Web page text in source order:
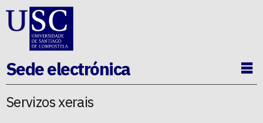
Ir ao contido da p�xina
Sede electrónica
Servizos xerais